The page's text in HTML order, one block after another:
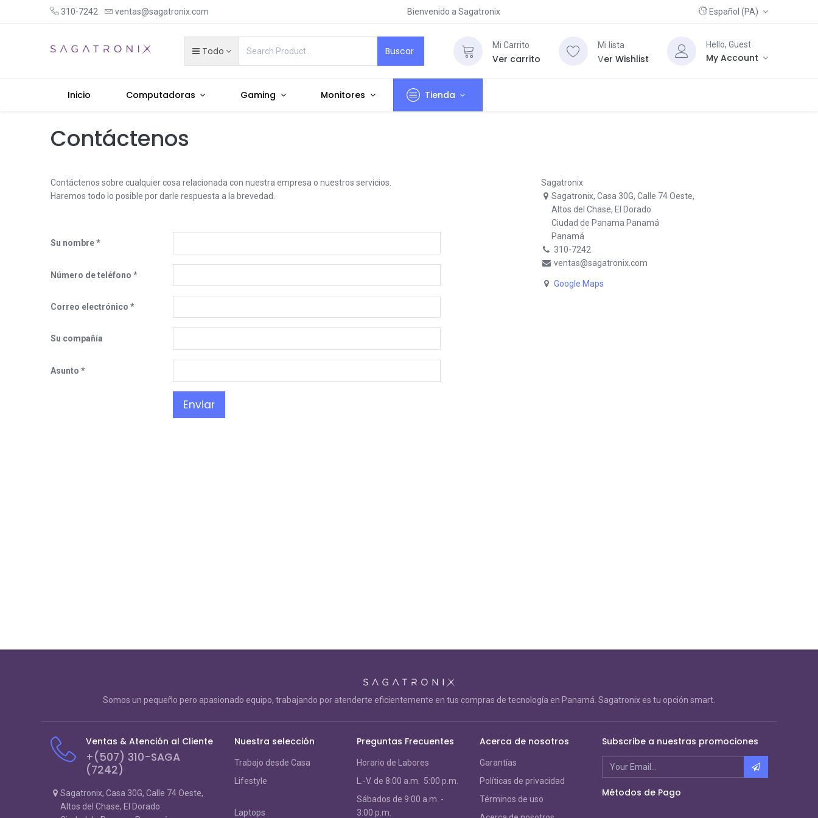
310-7242 ventas@sagatronix.com Bienvenido a Sagatronix Español (PA)
Todo Buscar Mi Carrito
Ver carrito
Mi lista
Ver Wishlist
Hello, Guest
My Account
Inicio Computadoras Gaming Monitores Tienda
Contáctenos
Contáctenos sobre cualquier cosa relacionada con nuestra empresa o nuestros servicios.
Haremos todo lo posible por darle respuesta a la brevedad.
Su nombre
Número de teléfono
Correo electrónico
Su compañía
Asunto
Enviar
Sagatronix
Sagatronix, Casa 30G, Calle 74 Oeste,
Altos del Chase, El Dorado
Ciudad de Panama Panamá
Panamá
310-7242
ventas@sagatronix.com
Google Maps
Somos un pequeño pero apasionado equipo, trabajando por atenderte eficientemente en tus compras de tecnología en Panamá. Sagatronix es tu opción smart.
Ventas & Atención al Cliente
+(507) 310-SAGA
(7242)
Sagatronix, Casa 30G, Calle 74 Oeste,
Altos del Chase, El Dorado
Nuestra selección
Trabajo desde Casa
Lifestyle
Laptops
Preguntas Frecuentes
Horario de Labores
L.-V. de 8:00 a.m. 5:00 p.m.
Sábados de 9:00 a.m. -
3:00 p.m.
Acerca de nosotros
Garantías
Políticas de privacidad
Términos de uso
Subscribe a nuestras promociones
Métodos de Pago